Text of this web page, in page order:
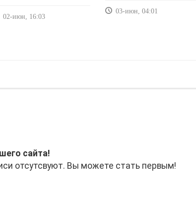
02-июн, 16:03
03-июн, 04:01
сайта!
отсутсвуют. Вы можете стать первым!